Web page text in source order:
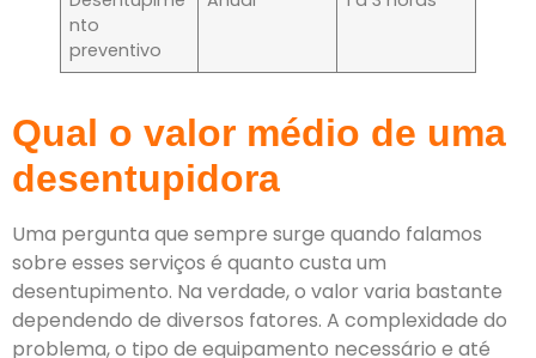
nto
preventivo
Qual o valor médio de uma
desentupidora
Uma pergunta que sempre surge quando falamos
sobre esses serviços é quanto custa um
desentupimento. Na verdade, o valor varia bastante
dependendo de diversos fatores. A complexidade do
problema, o tipo de equipamento necessário e até